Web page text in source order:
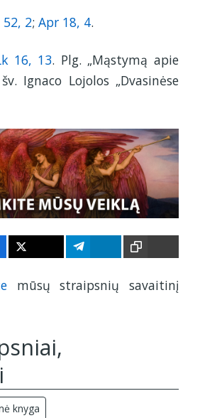
52, 2; Apr 18, 4.
16, 13. Plg. „Mąstymą apie
Ignaco Lojolos „Dvasinėse
mūsų straipsnių savaitinį
knyga